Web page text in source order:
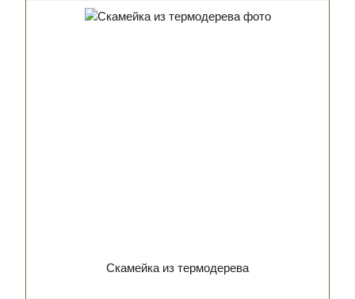
Скамейка из термодерева